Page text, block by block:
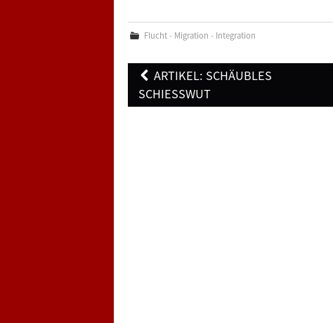
Flucht - Migration - Integration
Post
navigation
ARTIKEL: SCHÄUBLES
SCHIESSWUT